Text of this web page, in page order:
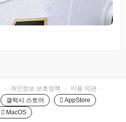
· 개인정보 보호정책 · 이용 약관
·
갤럭시 스토어
 AppStore
 MacOS